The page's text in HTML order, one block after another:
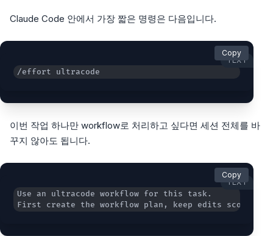
Claude Code 안에서 가장 짧은 명령은 다음입니다.
TEXT
/effort ultracode
Copy
이번 작업 하나만 workflow로 처리하고 싶다면 세션 전체를 바
꾸지 않아도 됩니다.
TEXT
First create the workflow plan, keep edits scoped,
Copy